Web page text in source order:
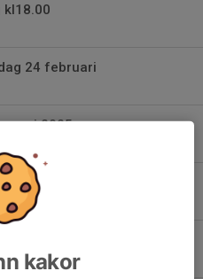
kl18.00
24 februari
2025
tränar vi inne
kakor